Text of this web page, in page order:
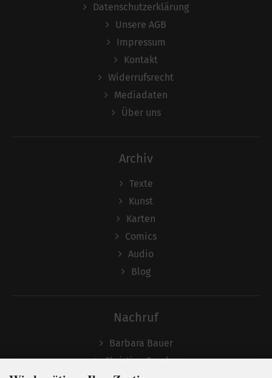
Datenschutzerklärung
Unsere AGB
Impressum
Kontakt
Widerrufsrecht
Mediadaten
Über uns
Archiv
Texte
Kunst
Karten
Comics
Audio
Blog
Nachruf
Barbara Bauer
Christian Semler